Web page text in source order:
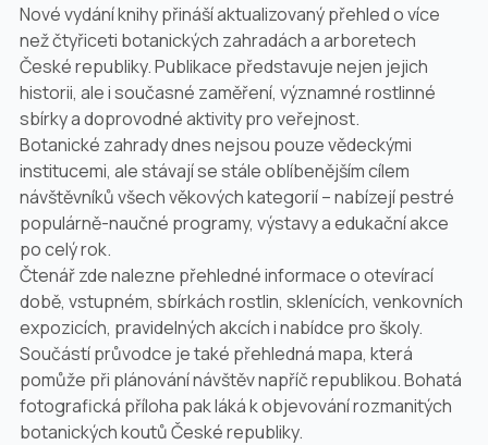
Nové vydání knihy přináší aktualizovaný přehled o více
než čtyřiceti botanických zahradách a arboretech
České republiky. Publikace představuje nejen jejich
historii, ale i současné zaměření, významné rostlinné
sbírky a doprovodné aktivity pro veřejnost.
Botanické zahrady dnes nejsou pouze vědeckými
institucemi, ale stávají se stále oblíbenějším cílem
návštěvníků všech věkových kategorií – nabízejí pestré
populárně-naučné programy, výstavy a edukační akce
po celý rok.
Čtenář zde nalezne přehledné informace o otevírací
době, vstupném, sbírkách rostlin, sklenících, venkovních
expozicích, pravidelných akcích i nabídce pro školy.
Součástí průvodce je také přehledná mapa, která
pomůže při plánování návštěv napříč republikou. Bohatá
fotografická příloha pak láká k objevování rozmanitých
botanických koutů České republiky.